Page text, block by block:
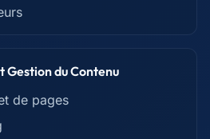
Gestion du Contenu
de pages